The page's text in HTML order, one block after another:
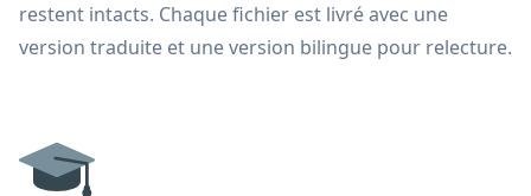
restent intacts. Chaque fichier est livré avec une
version traduite et une version bilingue pour relecture.